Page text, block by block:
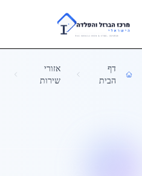
Skip to main content
דף
הבית
אזורי
שירות